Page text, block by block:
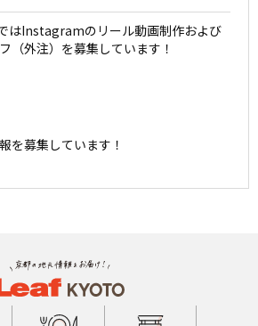
はInstagramのリール動画制作および
（外注）を募集しています！
を募集しています！